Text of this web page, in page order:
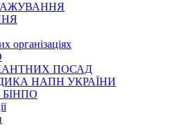
організаціях
ПОСАД
НАПН УКРАЇНИ
БІНПО